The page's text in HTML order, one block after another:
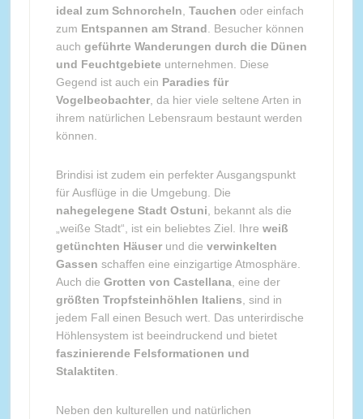
ideal zum Schnorcheln Tauchen oder einfach
zum Entspannen am Strand . Besucher können
auch geführte Wanderungen durch die Dünen
und Feuchtgebiete unternehmen. Diese
Gegend ist auch ein Paradies für
Vogelbeobachter, da hier viele seltene Arten in
ihrem natürlichen Lebensraum bestaunt werden
können.
Brindisi ist zudem ein perfekter Ausgangspunkt
für Ausflüge in die Umgebung. Die
nahegelegene Stadt Ostuni , bekannt als die
„weiße Stadt“, ist ein beliebtes Ziel. Ihre weiß
getünchten Häuserund die verwinkelten
Gassen schaffen eine einzigartige Atmosphäre.
Auch die Grotten von Castellana, eine der
größten Tropfsteinhöhlen Italiens , sind in
jedem Fall einen Besuch wert. Das unterirdische
Höhlensystem ist beeindruckend und bietet
faszinierende Felsformationen und
Stalaktiten
Neben den kulturellen und natürlichen